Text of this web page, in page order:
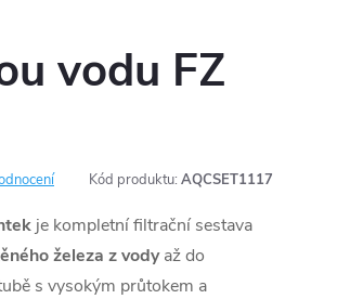
vodu FZ
Kód produktu: AQCSET1117
je kompletní filtrační sestava
železa z vodyaž do
s vysokým průtokem a